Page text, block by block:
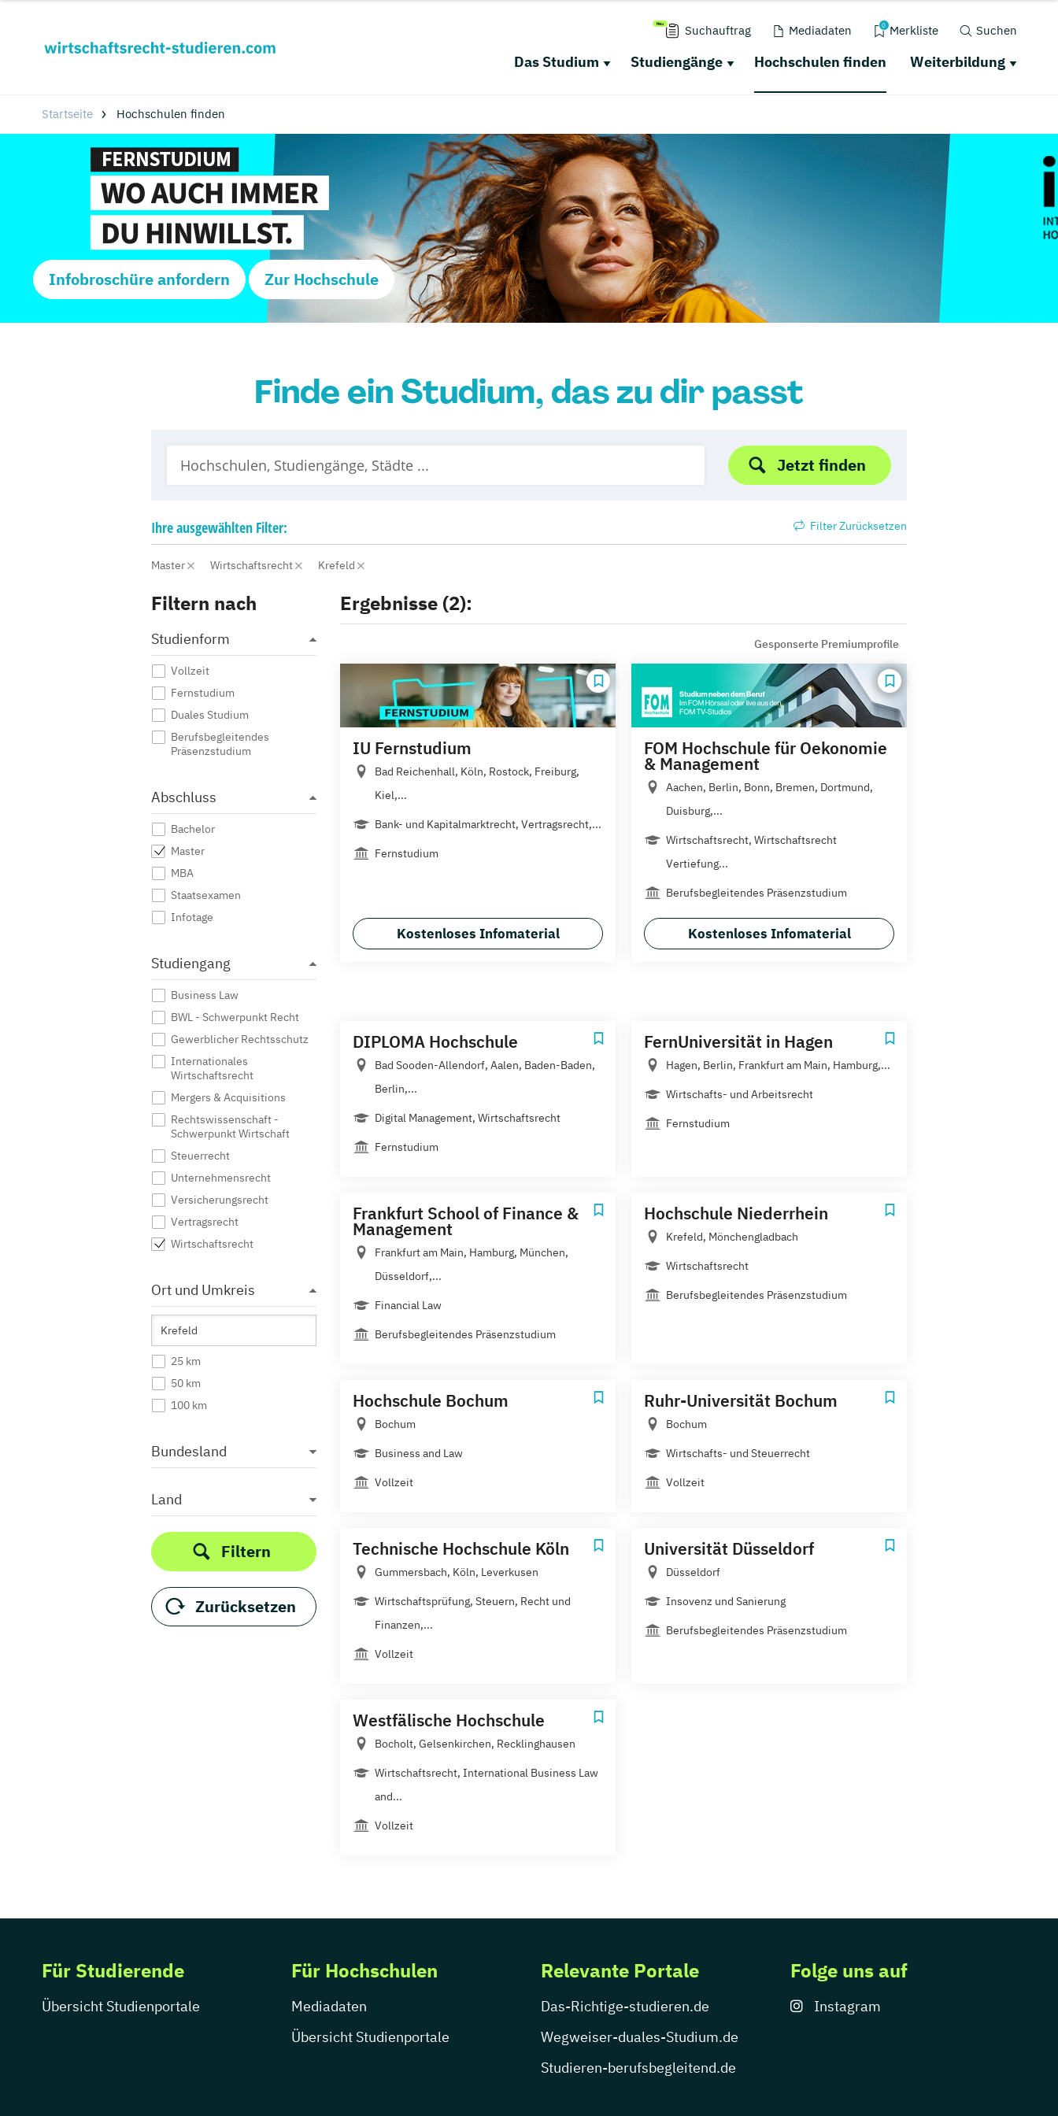
Suchauftrag Mediadaten 0 Merkliste Suchen
Das Studium Studiengänge Hochschulen finden Weiterbildung
Startseite Hochschulen finden
Infobroschüre anfordern Zur Hochschule
Finde ein Studium, das zu dir passt
Jetzt finden
Ihreausgewählten Filter: Filter Zurücksetzen
Master Wirtschaftsrecht Krefeld
Filtern nach
Studienform
Vollzeit
Fernstudium
Duales Studium
Berufsbegleitendes
Präsenzstudium
Abschluss
Bachelor
Master
MBA
Staatsexamen
Infotage
Studiengang
Business Law
BWL - Schwerpunkt Recht
Gewerblicher Rechtsschutz
Internationales
Wirtschaftsrecht
Mergers & Acquisitions
Rechtswissenschaft -
Schwerpunkt Wirtschaft
Steuerrecht
Unternehmensrecht
Versicherungsrecht
Vertragsrecht
Wirtschaftsrecht
Ort und Umkreis
25 km
50 km
100 km
Bundesland
Land
Filtern
Zurücksetzen
Ergebnisse (2):
Gesponserte Premiumprofile
IU Fernstudium
Bad Reichenhall, Köln, Rostock, Freiburg,
Kiel,...
Bank- und Kapitalmarktrecht, Vertragsrecht,...
Fernstudium
Kostenloses Infomaterial
FOM Hochschule für Oekonomie
& Management
Aachen, Berlin, Bonn, Bremen, Dortmund,
Duisburg,...
Wirtschaftsrecht, Wirtschaftsrecht
Vertiefung...
Berufsbegleitendes Präsenzstudium
Kostenloses Infomaterial
DIPLOMA Hochschule
Bad Sooden-Allendorf, Aalen, Baden-Baden,
Berlin,...
Digital Management, Wirtschaftsrecht
Fernstudium
FernUniversität in Hagen
Hagen, Berlin, Frankfurt am Main, Hamburg,...
Wirtschafts- und Arbeitsrecht
Fernstudium
Frankfurt School of Finance &
Management
Frankfurt am Main, Hamburg, München,
Düsseldorf,...
Financial Law
Berufsbegleitendes Präsenzstudium
Hochschule Niederrhein
Krefeld, Mönchengladbach
Wirtschaftsrecht
Berufsbegleitendes Präsenzstudium
Hochschule Bochum
Bochum
Business and Law
Vollzeit
Ruhr-Universität Bochum
Bochum
Wirtschafts- und Steuerrecht
Vollzeit
Technische Hochschule Köln
Gummersbach, Köln, Leverkusen
Wirtschaftsprüfung, Steuern, Recht und
Finanzen,...
Vollzeit
Universität Düsseldorf
Düsseldorf
Insovenz und Sanierung
Berufsbegleitendes Präsenzstudium
Westfälische Hochschule
Bocholt, Gelsenkirchen, Recklinghausen
Wirtschaftsrecht, International Business Law
and...
Vollzeit
Für Studierende
Übersicht Studienportale
Für Hochschulen
Mediadaten
Übersicht Studienportale
Relevante Portale
Das-Richtige-studieren.de
Wegweiser-duales-Studium.de
Studieren-berufsbegleitend.de
Folge uns auf
Instagram